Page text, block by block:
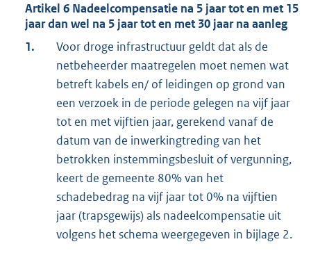
Artikel 6 Nadeelcompensatie na 5 jaar tot en met 15
jaar dan wel na 5 jaar tot en met 30 jaar na aanleg
1.
Voor droge infrastructuur geldt dat als de
netbeheerder maatregelen moet nemen wat
betreft kabels en/ of leidingen op grond van
een verzoek in de periode gelegen na vijf jaar
tot en met vijftien jaar, gerekend vanaf de
datum van de inwerkingtreding van het
betrokken instemmingsbesluit of vergunning,
keert de gemeente 80% van het
schadebedrag na vijf jaar tot 0% na vijftien
jaar (trapsgewijs) als nadeelcompensatie uit
volgens het schema weergegeven in bijlage 2.